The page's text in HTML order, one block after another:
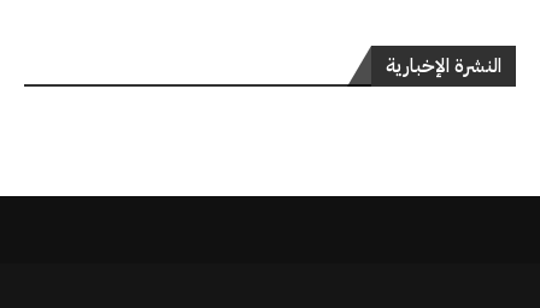
النشرة الإخبارية